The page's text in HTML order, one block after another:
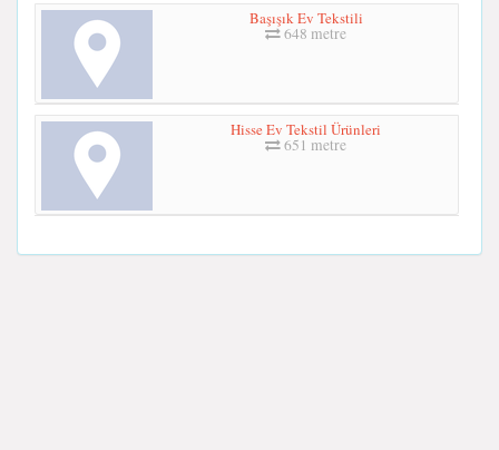
Başışık Ev Tekstili
648 metre
Hisse Ev Tekstil Ürünleri
651 metre